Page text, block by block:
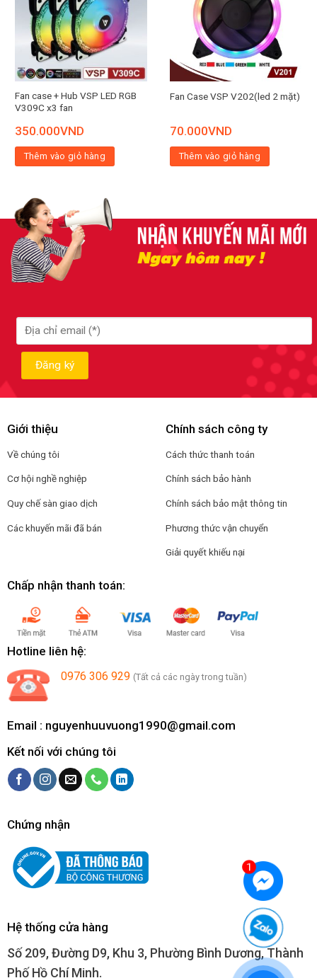
Fan case + Hub VSP LED RGB
V309C x3 fan
350.000VND
Thêm vào giỏ hàng
Fan Case VSP V202(led 2 mặt)
70.000VND
Thêm vào giỏ hàng
Giới thiệu
Về chúng tôi
Cơ hội nghề nghiệp
Quy chế sàn giao dịch
Các khuyến mãi đã bán
Chính sách công ty
Cách thức thanh toán
Chính sách bảo hành
Chính sách bảo mật thông tin
Phương thức vận chuyển
Giải quyết khiếu nại
Chấp nhận thanh toán:
Hotline liên hệ:
0976 306 929 (Tất cả các ngày trong tuần)
Email : nguyenhuuvuong1990@gmail.com
Kết nối với chúng tôi
Chứng nhận
Hệ thống cửa hàng
Số 209, Đường D9, Khu 3, Phường Bình Dương, Thành
Phố Hồ Chí Minh.